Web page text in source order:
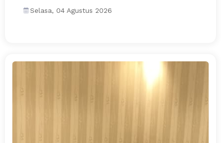
Selasa, 04 Agustus 2026